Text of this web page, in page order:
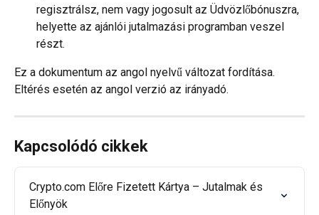
regisztrálsz, nem vagy jogosult az Üdvözlőbónuszra,
helyette az ajánlói jutalmazási programban veszel
részt.
Ez a dokumentum az angol nyelvű változat fordítása.
Eltérés esetén az angol verzió az irányadó.
Kapcsolódó cikkek
Crypto.com Előre Fizetett Kártya – Jutalmak és
Előnyök